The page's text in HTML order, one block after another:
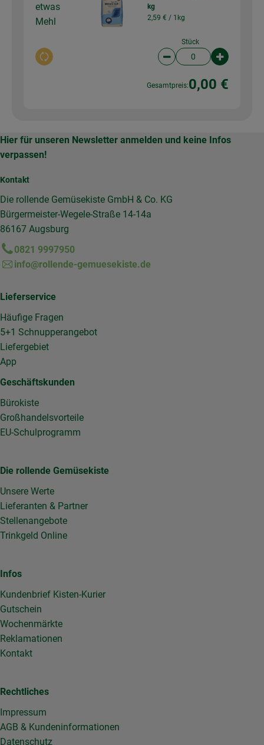
etwas
Mehl
Auswahl ändern
kg
2,59 € / 1kg
Stück
Artikelanzahl
Gesamtpreis:0,00 €
Hier für unseren Newsletter anmelden und keine Infos
verpassen!
Kontakt
Die rollende Gemüsekiste GmbH & Co. KG
Bürgermeister-Wegele-Straße 14-14a
86167 Augsburg
0821 9997950
info@rollende-gemuesekiste.de
Lieferservice
Häufige Fragen
5+1 Schnupperangebot
Liefergebiet
App
Geschäftskunden
Bürokiste
Großhandelsvorteile
EU-Schulprogramm
Die rollende Gemüsekiste
Unsere Werte
Lieferanten & Partner
Stellenangebote
Trinkgeld Online
Infos
Kundenbrief Kisten-Kurier
Gutschein
Wochenmärkte
Reklamationen
Kontakt
Rechtliches
Impressum
AGB & Kundeninformationen
Datenschutz